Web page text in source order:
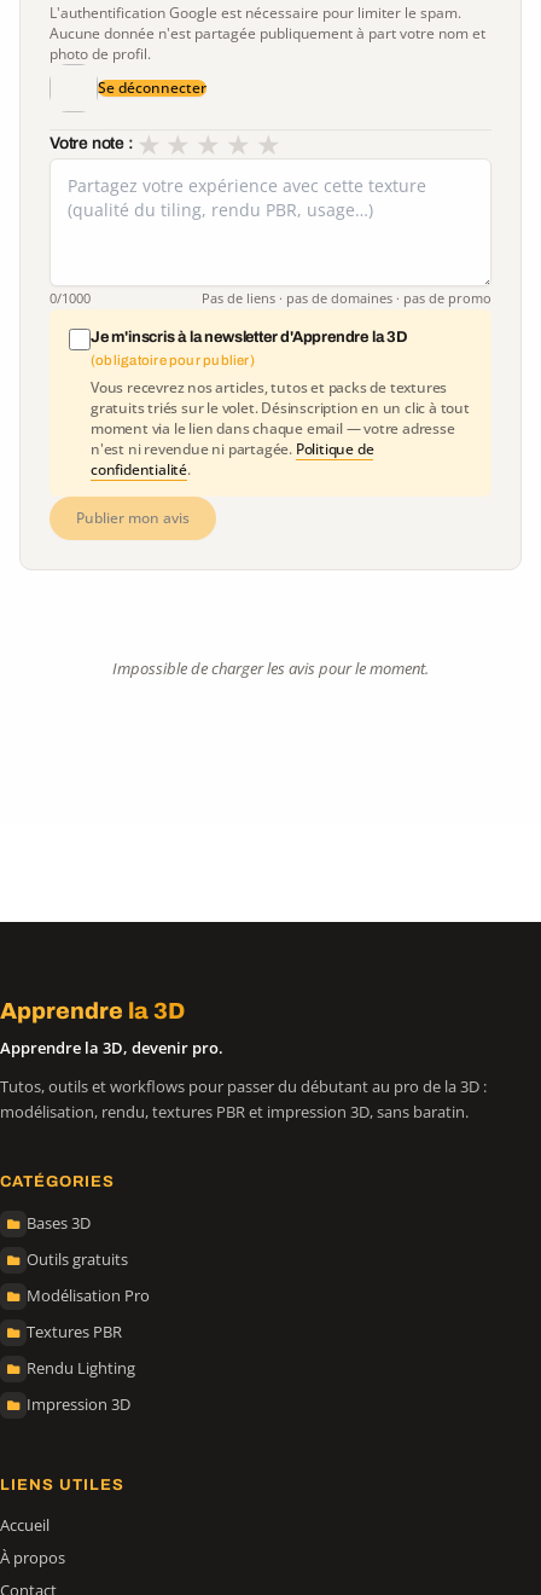
L'authentification Google est nécessaire pour limiter le spam.
Aucune donnée n'est partagée publiquement à part votre nom et
photo de profil.
Se déconnecter
Votre note : ★
★
★
★
★
0/1000 Pas de liens · pas de domaines · pas de promo
Je m'inscris à la newsletter d'Apprendre la 3D
(obligatoire pour publier)
Vous recevrez nos articles, tutos et packs de textures
gratuits triés sur le volet. Désinscription en un clic à tout
moment via le lien dans chaque email — votre adresse
n'est ni revendue ni partagée. Politique de
confidentialité.
Publier mon avis
Impossible de charger les avis pour le moment.
Apprendre la 3D
Apprendre la 3D, devenir pro.
Tutos, outils et workflows pour passer du débutant au pro de la 3D :
modélisation, rendu, textures PBR et impression 3D, sans baratin.
CATÉGORIES
Bases 3D
Outils gratuits
Modélisation Pro
Textures PBR
Rendu Lighting
Impression 3D
LIENS UTILES
Accueil
À propos
Contact